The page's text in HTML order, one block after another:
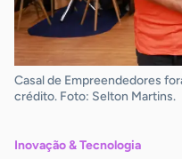
Casal de Empreendedores
crédito. Foto: Selton Martins.
Inovação & Tecnologia